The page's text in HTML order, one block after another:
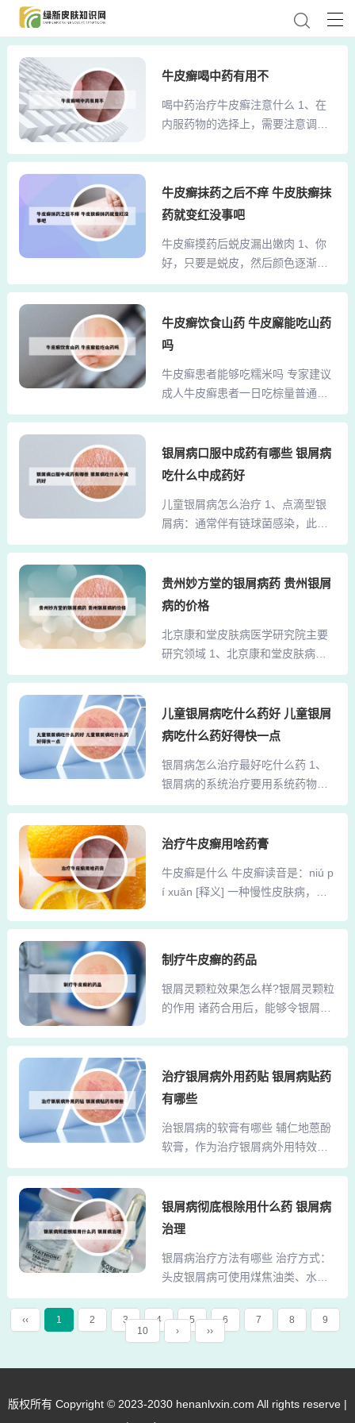
牛皮癣喝中药有用不
喝中药治疗牛皮癣注意什么 1、在
内服药物的选择上，需要注意调整
同患者的体质和病情变化。同时，
使用可能引起过敏反应的药物，确
保治疗的安全性和有效性。除了内
服与外用药物，结合中药浴、针
灸、拔罐等中医特色疗法，可以进
一种慢性皮肤病，治疗需持之以
恒，避免急躁。饮食上应注意忌
以针对个体体质及皮肤表现进行调
理，促进体内元素的平衡，分解皮
损物质，从而实现逐渐康复。西药
牛皮癣抹药之后不痒 牛皮肤癣抹
药就变红没事吧
牛皮癣摸药后蜕皮漏出嫩肉 1、你
好，只要是蜕皮，然后颜色逐渐变
淡的话，那就是好转现象。但也不
象就是是基本上没有新疹出现旧皮
疹渐扩大有较多较厚鳞屑。每个人
的。建议再观察一段时间看看。2、
皮肤被水泡软，我把一片片牛皮癣
表皮都用力搓去，露出鲜红的嫩
轻的弹性，而且手感很好。说实
话，以前我以为自己很丑，每天一
在地洞里的老鼠。自从上大学后，
我才发现自己其实挺漂亮，气场全
开...
牛皮癣饮食山药 牛皮廨能吃山药
吗
牛皮癣患者能够吃糯米吗 专家建议
成人牛皮癣患者一日吃棕量普通不
宜超越主食的1/3。不应多吃粽子的
米，糯米的粘性大，在消化道逗留
的功夫过长，胃排空慢，很容易引
腹痛等消化不良症状。牛皮癣患者
吃糯米对身体也是有好处的，但是
要适量。 糯米对于哮喘、支气管炎
虚者，都是一种很好的营养食品。
专家生活中常见的牛皮癣发病因素
弱的牛皮癣患者有很好的温补作
用，牛皮癣患者常吃黑...
银屑病口服中成药有哪些 银屑病
吃什么中成药好
儿童银屑病怎么治疗 1、点滴型银
屑病：通常伴有链球菌感染，此时
可以采用抗生素治疗，配合清热、
疱型银屑病：谨慎口服维A酸类药
物，可以用中药内服、外洗。所
避免刺激性药物，尽量采用温和药
物，如保湿剂或者中药，进行外
洗、湿敷治疗。2、儿童银屑病的治
口服药方面可以口服复方甘草酸苷
片1天3次，1次1片。如果伴有瘙
每天晚上吃1片。同时可以口服中成
药比如黄柏胶囊，以达到清热...
贵州妙方堂的银屑病药 贵州银屑
病的价格
北京康和堂皮肤病医学研究院主要
研究领域 1、北京康和堂皮肤病医
学研究院自成立以来，始终以解决
攻关与现代西医诊疗方式相结合。
研究院汇聚了北京市皮肤病科研机
重的老中医和国家一级研究员，共
同致力于皮肤疾病的研究与治疗。
2、北京康和堂皮肤病医学研究院在
和北京市赋予的重大使命。自成立
及北京市级的科研项目支持（不包
括药物研究所的相关项目）。到200
9年，他们显著的科...
儿童银屑病吃什么药好 儿童银屑
病吃什么药好得快一点
银屑病怎么治疗最好吃什么药 1、
银屑病的系统治疗要用系统药物，
可以选择治疗银屑病目前最常用的
囊、氨甲蝶呤即MTX、环孢素A，
物，这是西医经典的药物，对于比
较轻症的银屑病，还可以用中医中
药、外用药、靶向免疫调节剂以及
结合自身情况使用。外用药有糖皮
质激素霜剂或软膏效果比较明显。
治疗牛皮癣用啥药膏
牛皮癣是什么 牛皮癣读音是：niú p
í xuǎn [释义] 一种慢性皮肤病，其
斑、奇痒 牛皮癣，是一种常见的具
症性皮肤病。牛皮癣是一个俗称，
实际上指的是银屑病，这个疾病是
环境因素刺激、多基因遗传控制和
皮肤疾病，主要症状就是带有鳞屑
说，治疗的主要目的是控制病情、
减缓病情发展的进程。一般根据疾
病的原因、严重程度、型，还有患
者的年龄选择不同的治疗办法。
制疗牛皮癣的药品
银屑灵颗粒效果怎么样?银屑灵颗粒
的作用 诸药合用后，能够令银屑灵
效。不仅如此，还可以在活血化瘀
上，此药可用于牛皮癣（银屑病）
的治疗。消银颗粒：适用于血热型
银屑病，其主要成分如金银花、苦
参等，具有抗炎、抗氧化作用，有
适用于所有类型银屑病，特别是干
燥型。银屑灵颗粒含有土茯苓、白
痒等症状。【性 状】本品为褐色或
棕褐色颗粒；味甜、微苦。【适应
症/功能主治】祛风燥湿...
治疗银屑病外用药贴 银屑病贴药
有哪些
治银屑病的软膏有哪些 辅仁地蒽酚
软膏，作为治疗银屑病外用特效
药，备受推崇。它被列为国家医保
产品在治疗寻常型斑块状银屑病方
面表现出色，能够有效改善患者的
通用名称为地蒽酚软膏，简称“Di’en
fen Ruangao”，以简明的汉语拼音
形式呈现。根据全球各地银屑病患
者的广泛使用和经验，达力士软膏
展现出了显著的治疗优势。据数据
银屑病彻底根除用什么药 银屑病
治理
银屑病治疗方法有哪些 治疗方式：
头皮银屑病可使用煤焦油类、水杨
酸类洗发产品辅助治疗，也可外用
糖皮质激素治疗，外用糖皮质激素
对轻、中、重患者均有不错的治疗
泊三醇软膏联合糖皮质激素共同使
小。当然这种疾病也不是不治之
‹‹ 1 2 3 4 5 6 7 8
9
10
› ››
版权所有 Copyright © 2023-2030 henanlvxin.com All rights reserve |